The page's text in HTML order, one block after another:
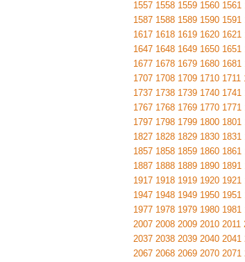
1557 1558 1559 1560 1561
1587 1588 1589 1590 1591
1617 1618 1619 1620 1621
1647 1648 1649 1650 1651
1677 1678 1679 1680 1681
1707 1708 1709 1710 1711
1737 1738 1739 1740 1741
1767 1768 1769 1770 1771
1797 1798 1799 1800 1801
1827 1828 1829 1830 1831
1857 1858 1859 1860 1861
1887 1888 1889 1890 1891
1917 1918 1919 1920 1921
1947 1948 1949 1950 1951
1977 1978 1979 1980 1981
2007 2008 2009 2010 2011
2037 2038 2039 2040 2041
2067 2068 2069 2070 2071